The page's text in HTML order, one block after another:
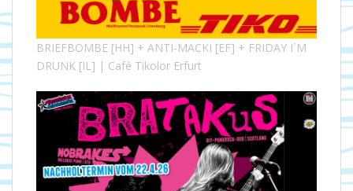
BRIEFBOMBE [HH] + ANTI-MACKI [EF] + FRIDAY I´M
DRUNK [IL] | Café Tikolor Erfurt